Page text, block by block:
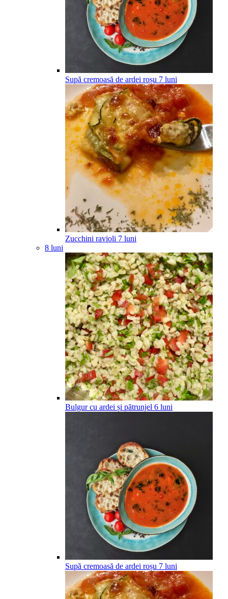
Supă cremoasă de ardei roșu 7 luni
Zucchini ravioli 7 luni
8 luni
Bulgur cu ardei și pătrunjel 6 luni
Supă cremoasă de ardei roșu 7 luni